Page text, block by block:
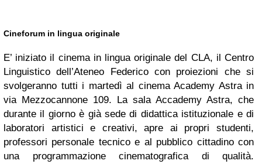
Cineforum in lingua originale
E’ iniziato il cinema in lingua originale del CLA, il Centro
Linguistico dell’Ateneo Federico con proiezioni che si
svolgeranno tutti i martedì al cinema Academy Astra in
via Mezzocannone 109. La sala Accademy Astra, che
durante il giorno è già sede di didattica istituzionale e di
laboratori artistici e creativi, apre ai propri studenti,
professori personale tecnico e al pubblico cittadino con
una programmazione cinematografica di qualità.